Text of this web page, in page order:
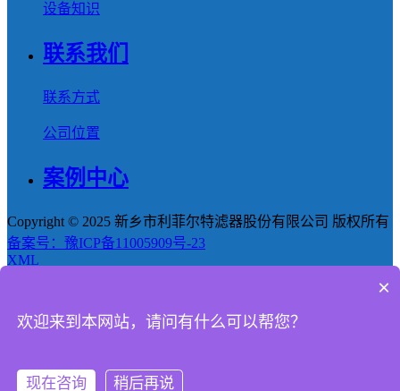
设备知识
联系我们
联系方式
公司位置
案例中心
Copyright © 2025 新乡市利菲尔特滤器股份有限公司 版权所有
备案号：豫ICP备11005909号-23
XML
产品
新闻
×
欢迎来到本网站，请问有什么可以帮您？
现在咨询 稍后再说